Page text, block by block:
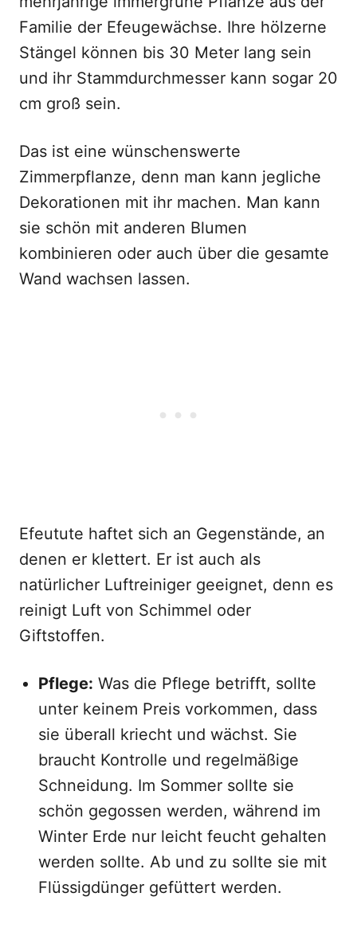
Familie der Efeugewächse. Ihre hölzerne
Stängel können bis 30 Meter lang sein
und ihr Stammdurchmesser kann sogar 20
cm groß sein.
Das ist eine wünschenswerte
Zimmerpflanze, denn man kann jegliche
Dekorationen mit ihr machen. Man kann
sie schön mit anderen Blumen
kombinieren oder auch über die gesamte
Wand wachsen lassen.
Efeutute haftet sich an Gegenstände, an
denen er klettert. Er ist auch als
natürlicher Luftreiniger geeignet, denn es
reinigt Luft von Schimmel oder
Giftstoffen.
Pflege: Was die Pflege betrifft, sollte
unter keinem Preis vorkommen, dass
sie überall kriecht und wächst. Sie
braucht Kontrolle und regelmäßige
Schneidung. Im Sommer sollte sie
schön gegossen werden, während im
Winter Erde nur leicht feucht gehalten
werden sollte. Ab und zu sollte sie mit
Flüssigdünger gefüttert werden.